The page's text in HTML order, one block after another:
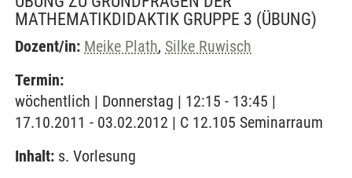
MATHEMATIKDIDAKTIK GRUPPE 3 (ÜBUNG)
Dozent/in: Meike Plath, Silke Ruwisch
Termin:
wöchentlich | Donnerstag | 12:15 - 13:45 |
17.10.2011 - 03.02.2012 | C 12.105 Seminarraum
Inhalt: s. Vorlesung